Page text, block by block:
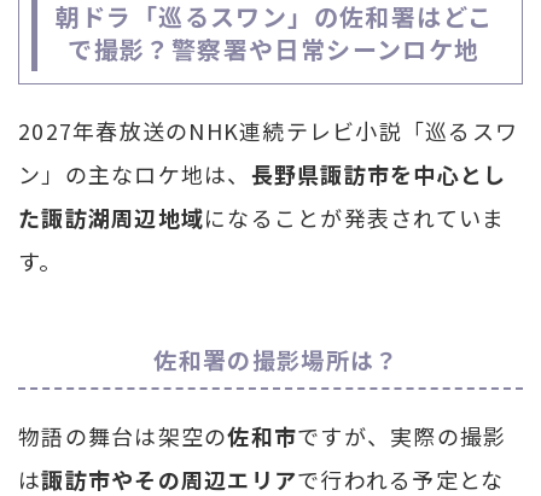
朝ドラ「巡るスワン」の佐和署はどこ
で撮影？警察署や日常シーンロケ地
2027年春放送のNHK連続テレビ小説「巡るスワ
ン」の主なロケ地は、 長野県諏訪市を中心とし
た諏訪湖周辺地域になることが発表されていま
す。
佐和署の撮影場所は？
物語の舞台は架空の佐和市ですが、実際の撮影
は諏訪市やその周辺エリアで行われる予定とな